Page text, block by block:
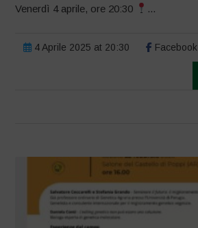
Venerdì 4 aprile, ore 20:30
...
4 Aprile 2025 at 20:30 Facebook